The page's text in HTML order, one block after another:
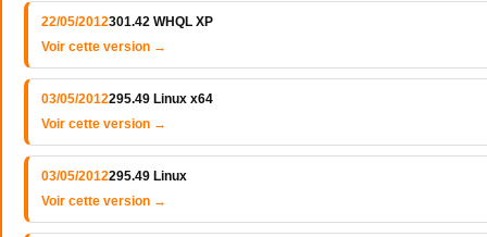
22/05/2012301.42 WHQL XP
Voir cette version →
03/05/2012295.49 Linux x64
Voir cette version →
03/05/2012295.49 Linux
Voir cette version →